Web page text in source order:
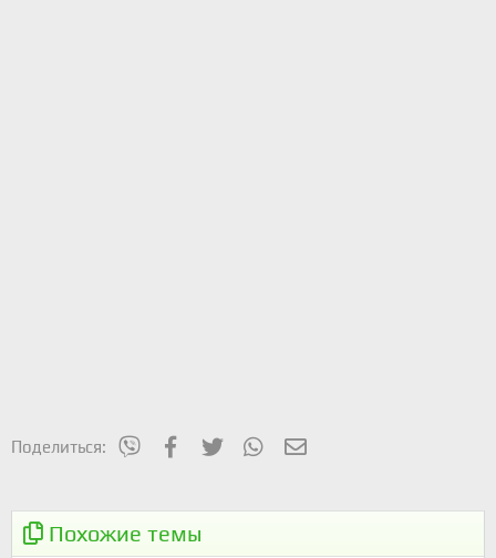
Поделиться: mes_viberFacebook
Twitter WhatsAppЭлектронная почта
Похожие темы